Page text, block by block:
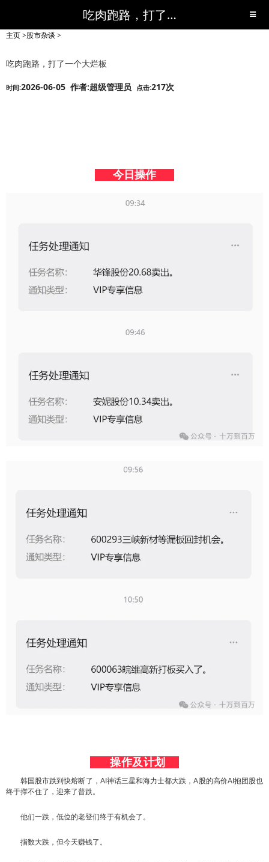
吃肉跑路，打了一个大烂板-股市杂谈-短线黑马,短线股票,短线炒股,实战,荐股,操盘,超级短线,令人叹为观止的短线炒股!-超级短线
主页>股市杂谈 >
吃肉跑路，打了一个大烂板
时间:2026-06-05 作者:超级管理员 点击:217次
今日操作
操作及计划
韩国股市跌到快熔断了，AI神话三星和海力士都大跌，A股的高价AI抱团股也
终于撑不住了，迎来了普跌。
他们一跌，低位的老登们终于有机会了。
指数大跌，但今天赚钱了。